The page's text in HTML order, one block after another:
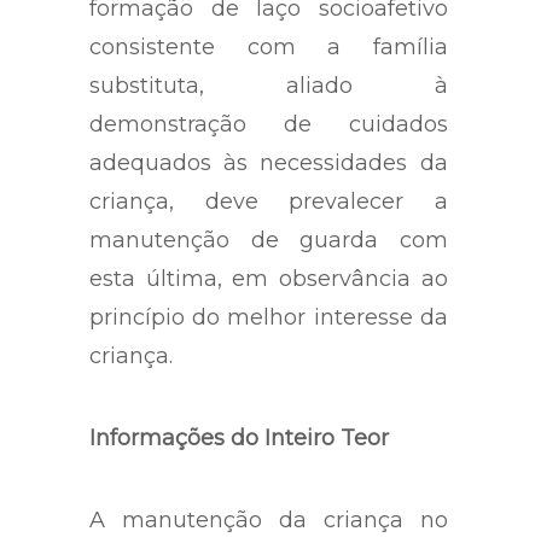
família extensa e houver a
formação de laço socioafetivo
consistente com a família
substituta, aliado à
demonstração de cuidados
adequados às necessidades da
criança, deve prevalecer a
manutenção de guarda com
esta última, em observância ao
princípio do melhor interesse da